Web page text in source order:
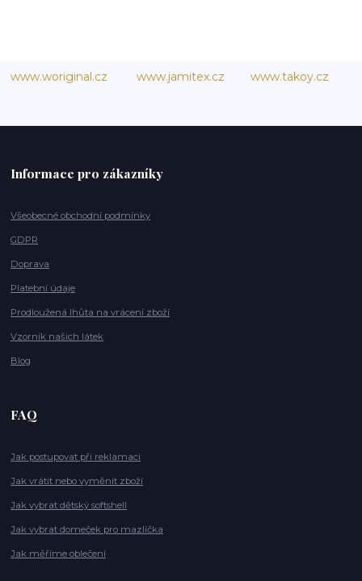
www.woriginal.cz www.jamitex.cz www.takoy.cz
Informace pro zákazníky
Všeobecné obchodní podmínky
GDPR
Doprava
Platební údaje
Prodloužená lhůta na vrácení zboží
Vzorník našich látek
Blog
FAQ
Jak postupovat při reklamaci
Jak vrátit nebo vyměnit zboží
Jak vybrat dětský softshell
Jak vybrat domeček pro mazlíčka
Jak měříme oblečení